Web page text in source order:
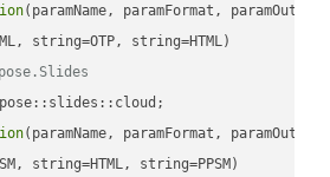
(paramName, paramFormat,
(paramName, paramFormat,
string=HTML, string=PPSM)